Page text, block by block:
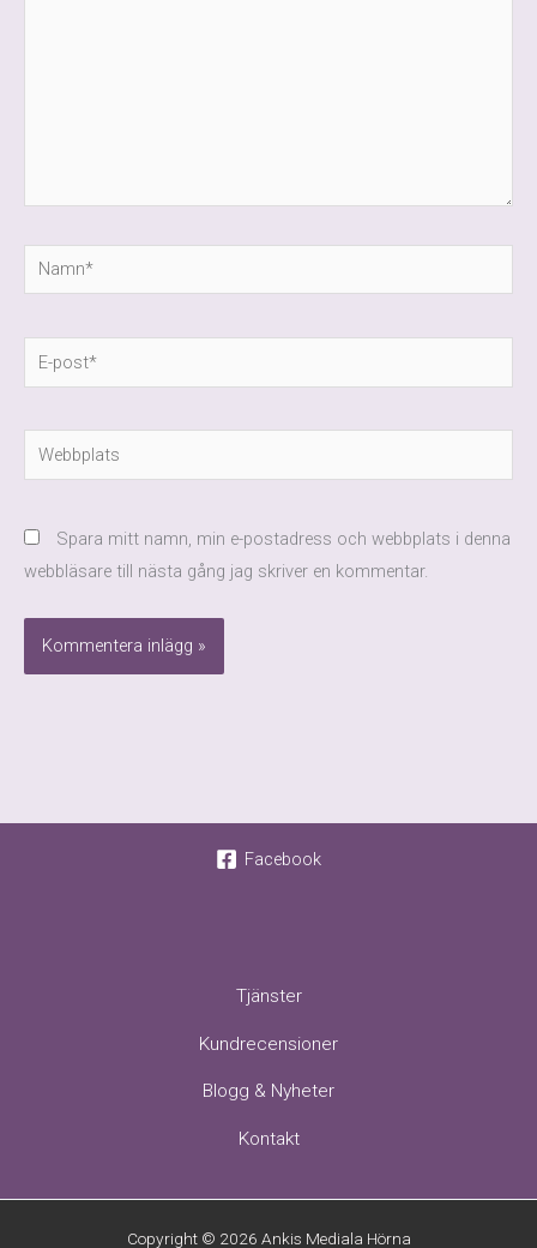
Namn*
post*
Webbplats
Spara mitt namn, min e-postadress och webbplats i denna
webbläsare till nästa gång jag skriver en kommentar.
Facebook
Tjänster
Kundrecensioner
Blogg & Nyheter
Kontakt
Copyright © 2026 Ankis Mediala Hörna